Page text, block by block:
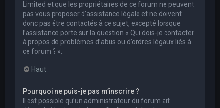
Limited et que les propriétaires de ce forum ne peuvent
pas vous proposer d’assistance légale et ne doivent
donc pas être contactés à ce sujet, excepté lorsque
l’assistance porte sur la question « Qui dois-je contacter
à propos de problèmes d’abus ou d’ordres légaux liés à
ce forum ? ».
Haut
Pourquoi ne puis-je pas m’inscrire ?
Il est possible qu’un administrateur du forum ait